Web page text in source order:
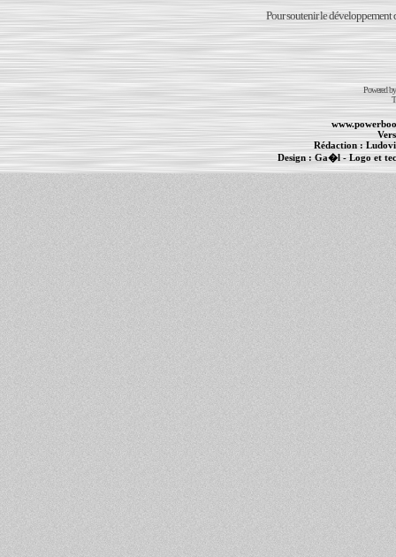
Pour soutenir le développement
Powered
Rédaction :
Design :Ga�l- Logo et
PowerBook